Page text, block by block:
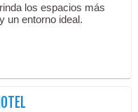
los espacios más
un entorno ideal.